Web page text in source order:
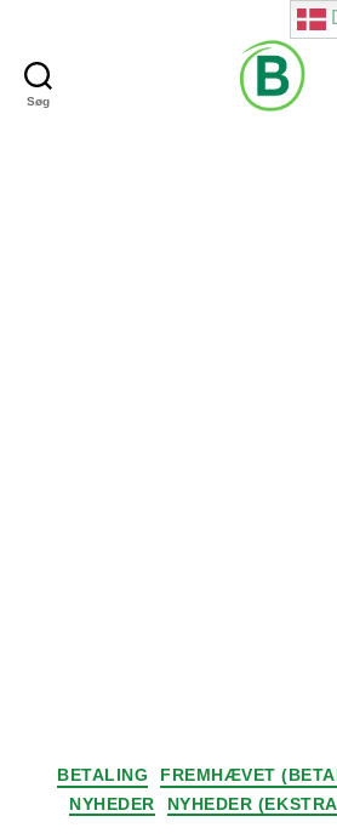
Søg
BETALING FREMHÆVET
NYHEDER
NYHEDER